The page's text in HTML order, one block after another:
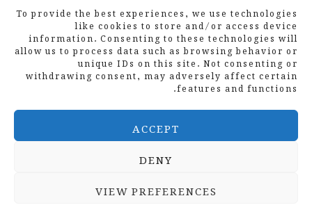
To provide the best experiences, we use technologies
like cookies to store and/or access device
information. Consenting to these technologies will
allow us to process data such as browsing behavior or
unique IDs on this site. Not consenting or
withdrawing consent, may adversely affect certain
features and functions.
ACCEPT
DENY
VIEW PREFERENCES
ٹارگٹڈ سوشل میڈیا اشتہارات چلائیں:
سوشل میڈیا ایڈورٹائزنگ پلیٹ فارمز
اور جدید ترین اشتہارات کا استعمال
کریں جو آپ کے آس پاس کے علاقے
کے اندر ممکنہ اپ ٹو ڈیٹ تک پہنچتے